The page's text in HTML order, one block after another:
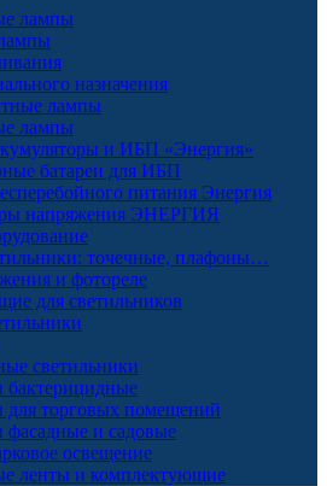
лампы
назначения
лампы
лампы
и ИБП «Энергия»
батареи для ИБП
питания Энергия
напряжения ЭНЕРГИЯ
точечные, плафоны…
и фотореле
для светильников
светильники
бактерицидные
для торговых помещений
фасадные и садовые
освещение
ленты и комплектующие